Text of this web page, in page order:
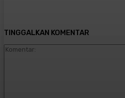
TINGGALKAN KOMENTAR